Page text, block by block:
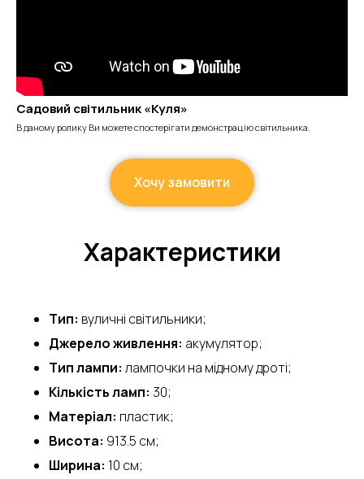
Садовий світильник «Куля»
В даному ролику Ви можете спостерігати демонстрацію світильника.
Хочу замовити
Характеристики
Тип: вуличні світильники;
Джерело живлення: акумулятор;
Тип лампи: лампочки на мідному дроті;
Кількість ламп: 30;
Матеріал: пластик;
Висота: 913.5 см;
Ширина: 10 см;